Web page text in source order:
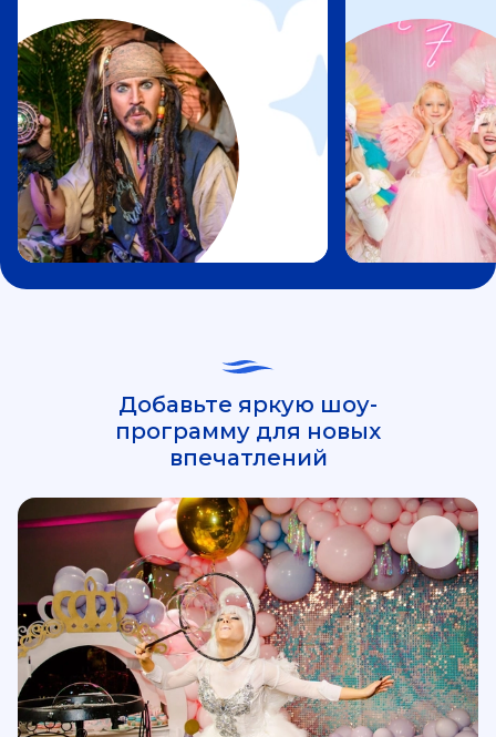
Добавьте яркую шоу-
программу для новых
впечатлений